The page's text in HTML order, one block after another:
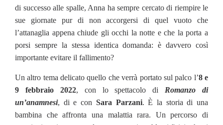
di successo alle spalle, Anna ha sempre cercato di riempire le
sue giornate pur di non accorgersi di quel vuoto che
l’attanaglia appena chiude gli occhi la notte e che la porta a
porsi sempre la stessa identica domanda: è davvero così
importante evitare il fallimento?
Un altro tema delicato quello che verrà portato sul palco l’8 e
9 febbraio 2022, con lo spettacolo di Romanzo di
un’anamnesi, di e con Sara Parzani. È la storia di una
bambina che affronta una malattia rara. Un percorso di